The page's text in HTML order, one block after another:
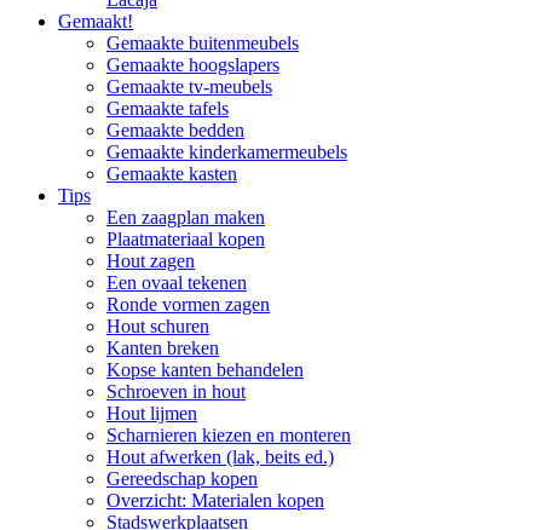
Gemaakt!
Gemaakte buitenmeubels
Gemaakte hoogslapers
Gemaakte tv-meubels
Gemaakte tafels
Gemaakte bedden
Gemaakte kinderkamermeubels
Gemaakte kasten
Tips
Een zaagplan maken
Plaatmateriaal kopen
Hout zagen
Een ovaal tekenen
Ronde vormen zagen
Hout schuren
Kanten breken
Kopse kanten behandelen
Schroeven in hout
Hout lijmen
Scharnieren kiezen en monteren
Hout afwerken (lak, beits ed.)
Gereedschap kopen
Overzicht: Materialen kopen
Stadswerkplaatsen